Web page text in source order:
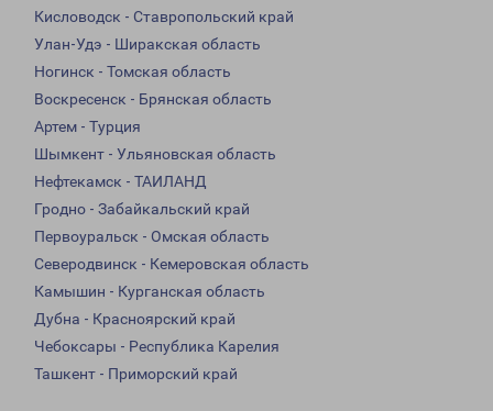
Кисловодск - Ставропольский край
Улан-Удэ - Ширакская область
Ногинск - Томская область
Воскресенск - Брянская область
Артем - Турция
Шымкент - Ульяновская область
Нефтекамск - ТАИЛАНД
Гродно - Забайкальский край
Первоуральск - Омская область
Северодвинск - Кемеровская область
Камышин - Курганская область
Дубна - Красноярский край
Чебоксары - Республика Карелия
Ташкент - Приморский край